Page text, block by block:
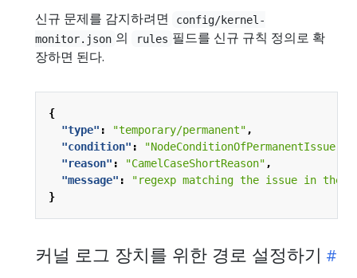
신규 문제를 감지하려면
config/kernel-
monitor.json 의 rules 필드를 신규 규칙 정의로 확
장하면 된다.
{
"type" : "temporary/permanent",
"condition" : "NodeConditionOfPermanentIssue"
"reason" : "CamelCaseShortReason",
"message" :
"regexp matching the issue in the
}
커널 로그 장치를 위한 경로 설정하기